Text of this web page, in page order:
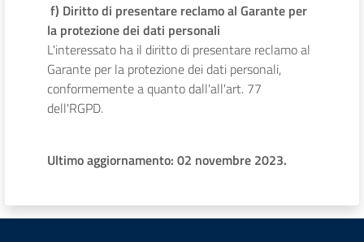
f) Diritto di presentare reclamo al Garante per
la protezione dei dati personali
L'interessato ha il diritto di presentare reclamo al
Garante per la protezione dei dati personali,
conformemente a quanto dall'all'art. 77
dell'RGPD.
Ultimo aggiornamento: 02 novembre 2023.